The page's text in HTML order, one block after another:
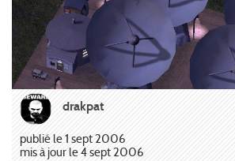
drakpat
publié le 1 sept 2006
mis à jour le 4 sept 2006